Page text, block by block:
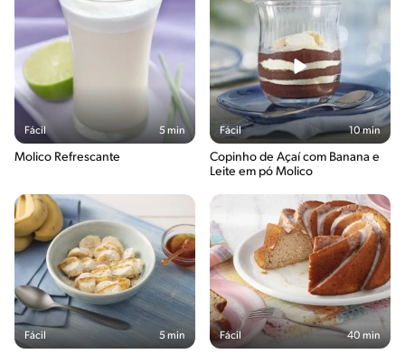
Fácil 5 min
Molico Refrescante
Fácil 10 min
Copinho de Açaí com Banana e
Leite em pó Molico
Fácil 5 min Fácil 40 min